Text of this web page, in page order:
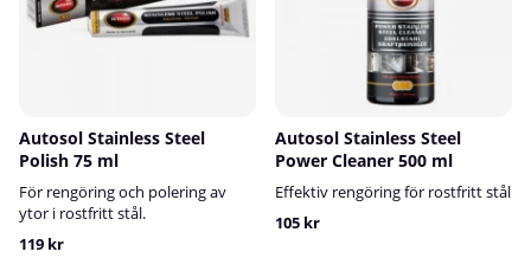
Autosol Stainless Steel
Polish 75 ml
För rengöring och polering av
ytor i rostfritt stål.
119 kr
Autosol Stainless Steel
Power Cleaner 500 ml
Effektiv rengöring för rostfritt stål
105 kr